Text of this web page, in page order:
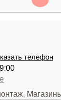
телефон